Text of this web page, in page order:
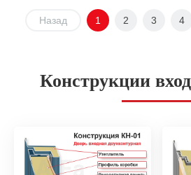
Назад 1 2 3 4
Конструкции